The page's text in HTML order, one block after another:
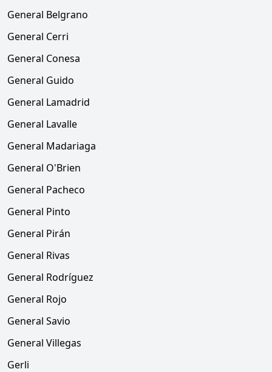
General Belgrano
General Cerri
General Conesa
General Guido
General Lamadrid
General Lavalle
General Madariaga
General O'Brien
General Pacheco
General Pinto
General Pirán
General Rivas
General Rodríguez
General Rojo
General Savio
General Villegas
Gerli